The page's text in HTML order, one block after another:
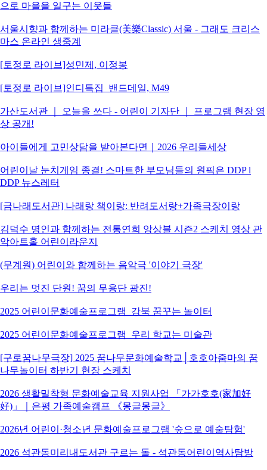
으로 마을을 일구는 이웃들
서울시향과 함께하는 미라클(美樂Classic) 서울 - 그래도 크리스
마스 온라인 생중계
[토정로 라이브]성민제, 이정봉
[토정로 라이브]인디특집_밴드데일, M49
가산도서관 ｜ 오늘을 쓰다 - 어린이 기자단 ｜ 프로그램 현장 영
상 공개!
아이들에게 고민상담을 받아본다면｜2026 우리들세상
어린이날 눈치게임 종결! 스마트한 부모님들의 원픽은 DDP l
DDP 뉴스레터
[금나래도서관] 나래랑 책이랑: 반려도서랑+가족극장이랑
김덕수 명인과 함께하는 전통연희 앙상블 시즌2 스케치 영상 관
악아트홀 어린이라운지
(무계원) 어린이와 함께하는 음악극 '이야기 극장'
우리는 멋진 단원! 꿈의 무용단 광진!
2025 어린이문화예술프로그램_강북 꿈꾸는 놀이터
2025 어린이문화예술프로그램_우리 학교는 미술관
[구로꿈나무극장] 2025 꿈나무문화예술학교│호호아줌마의 꿈
나무놀이터 하반기 현장 스케치
2026 생활밀착형 문화예술교육 지원사업 「가가호호(家加好
好)」｜은평 가족예술캠프 《몽글몽글》
2026년 어린이·청소년 문화예술프로그램 '숲으로 예술탐험'
2026 석관동미리내도서관 구르는 돌 - 석관동어린이역사탐방